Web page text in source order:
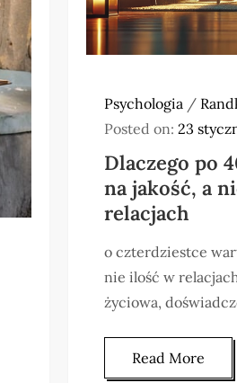
Psychologia/
Posted on: 23
Dlaczego po
na jakość, a
relacjach
o czterdziestce
nie ilość w
życiowa,
Read More